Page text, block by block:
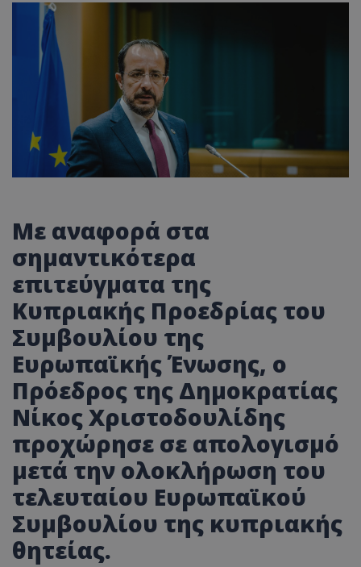
Με αναφορά στα
σημαντικότερα
επιτεύγματα της
Κυπριακής Προεδρίας του
Συμβουλίου της
Ευρωπαϊκής Ένωσης, ο
Πρόεδρος της Δημοκρατίας
Νίκος Χριστοδουλίδης
προχώρησε σε απολογισμό
μετά την ολοκλήρωση του
τελευταίου Ευρωπαϊκού
Συμβουλίου της κυπριακής
θητείας.